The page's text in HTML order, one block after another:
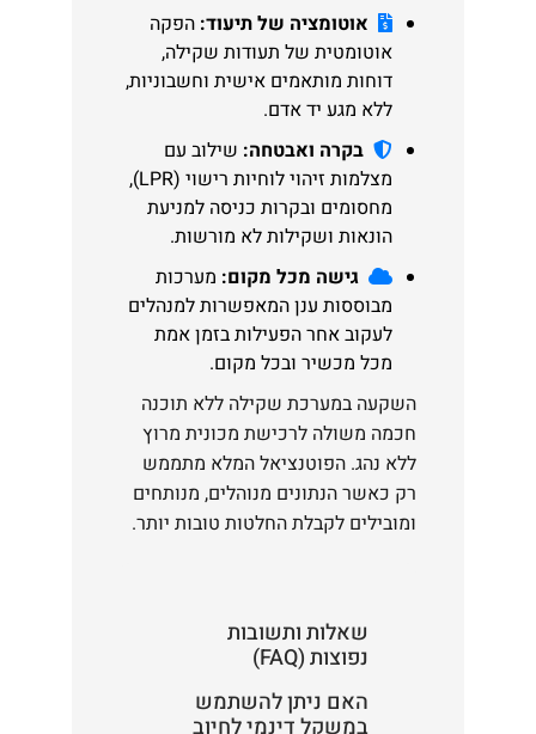
אוטומציה של תיעוד: הפקה
אוטומטית של תעודות שקילה,
דוחות מותאמים אישית וחשבוניות,
ללא מגע יד אדם.
בקרה ואבטחה: שילוב עם
מצלמות זיהוי לוחיות רישוי (LPR),
מחסומים ובקרות כניסה למניעת
הונאות ושקילות לא מורשות.
גישה מכל מקום: מערכות
מבוססות ענן המאפשרות למנהלים
לעקוב אחר הפעילות בזמן אמת
מכל מכשיר ובכל מקום.
השקעה במערכת שקילה ללא תוכנה
חכמה משולה לרכישת מכונית מרוץ
ללא נהג. הפוטנציאל המלא מתממש
רק כאשר הנתונים מנוהלים, מנותחים
ומובילים לקבלת החלטות טובות יותר.
שאלות ותשובות
נפוצות (FAQ)
האם ניתן להשתמש